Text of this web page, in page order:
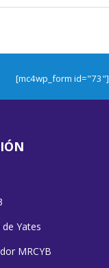
[mc4wp_form id="73"]
Yates
MRCYB